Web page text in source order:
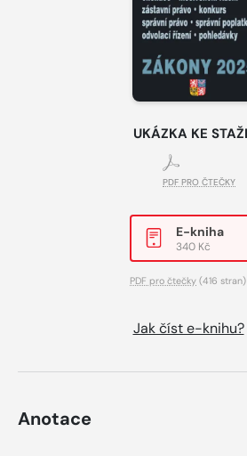
UKÁZKA KE
PDF PRO ČTEČKY
E-kniha
340 Kč
PDF pro čtečky (416 stran)
Jak číst e-knihu?
Anotace